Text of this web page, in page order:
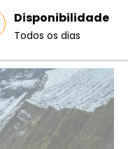
Disponibilidade
Todos os dias